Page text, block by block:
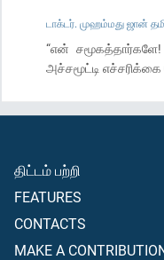
டாக்டர். முஹம்மது ஜான்
“என்
அச்சமூட்டி
திட்டம் பற்றி
FEATURES
CONTACTS
MAKE A